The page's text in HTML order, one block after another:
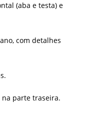
(aba e testa) e
com detalhes
parte traseira.